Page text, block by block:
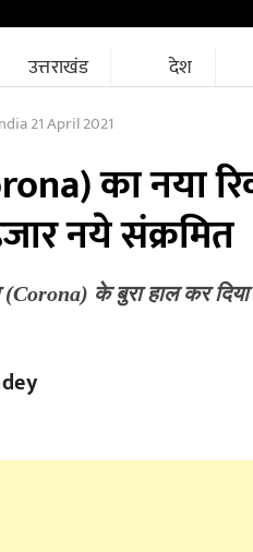
उत्तराखंड देश
21 April 2021
का नया
नये संक्रमित
के बुरा हाल कर